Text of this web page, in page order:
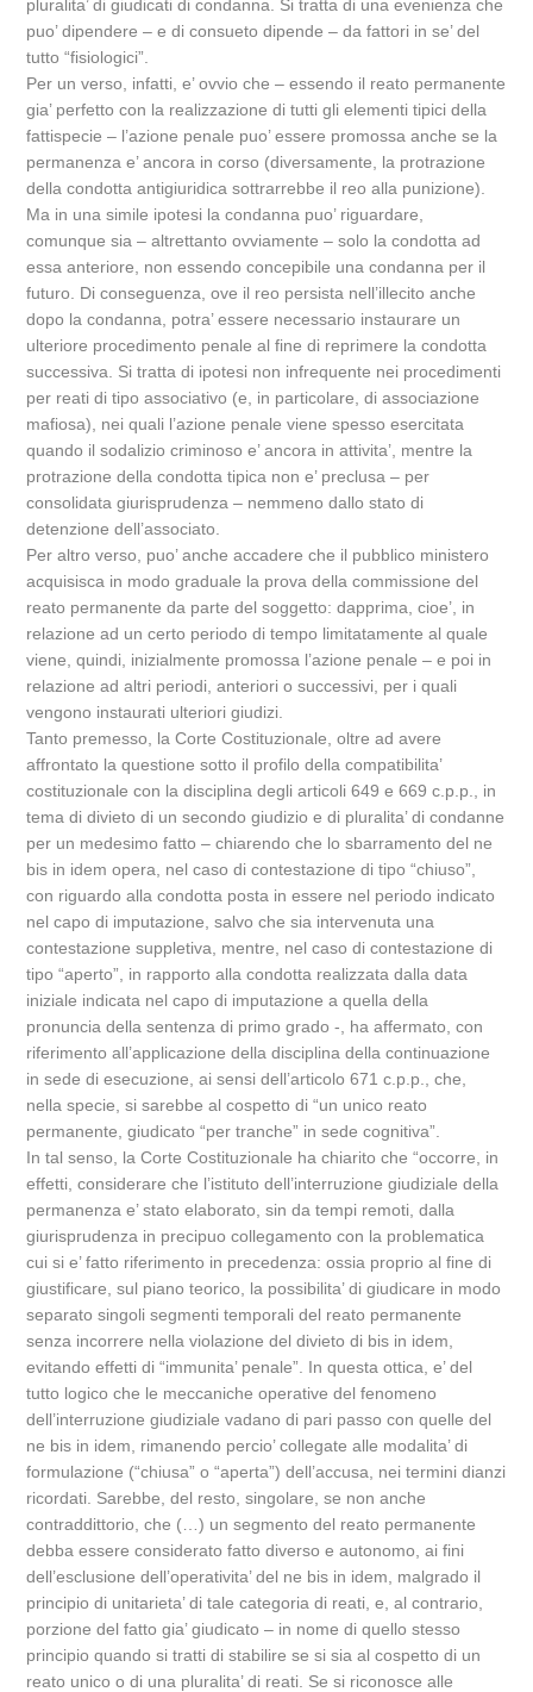
pluralita’ di giudicati di condanna. Si tratta di una evenienza che
puo’ dipendere – e di consueto dipende – da fattori in se’ del
tutto “fisiologici”.
Per un verso, infatti, e’ ovvio che – essendo il reato permanente
gia’ perfetto con la realizzazione di tutti gli elementi tipici della
fattispecie – l’azione penale puo’ essere promossa anche se la
permanenza e’ ancora in corso (diversamente, la protrazione
della condotta antigiuridica sottrarrebbe il reo alla punizione).
Ma in una simile ipotesi la condanna puo’ riguardare,
comunque sia – altrettanto ovviamente – solo la condotta ad
essa anteriore, non essendo concepibile una condanna per il
futuro. Di conseguenza, ove il reo persista nell’illecito anche
dopo la condanna, potra’ essere necessario instaurare un
ulteriore procedimento penale al fine di reprimere la condotta
successiva. Si tratta di ipotesi non infrequente nei procedimenti
per reati di tipo associativo (e, in particolare, di associazione
mafiosa), nei quali l’azione penale viene spesso esercitata
quando il sodalizio criminoso e’ ancora in attivita’, mentre la
protrazione della condotta tipica non e’ preclusa – per
consolidata giurisprudenza – nemmeno dallo stato di
detenzione dell’associato.
Per altro verso, puo’ anche accadere che il pubblico ministero
acquisisca in modo graduale la prova della commissione del
reato permanente da parte del soggetto: dapprima, cioe’, in
relazione ad un certo periodo di tempo limitatamente al quale
viene, quindi, inizialmente promossa l’azione penale – e poi in
relazione ad altri periodi, anteriori o successivi, per i quali
vengono instaurati ulteriori giudizi.
Tanto premesso, la Corte Costituzionale, oltre ad avere
affrontato la questione sotto il profilo della compatibilita’
costituzionale con la disciplina degli articoli 649 e 669 c.p.p., in
tema di divieto di un secondo giudizio e di pluralita’ di condanne
per un medesimo fatto – chiarendo che lo sbarramento del ne
bis in idem opera, nel caso di contestazione di tipo “chiuso”,
con riguardo alla condotta posta in essere nel periodo indicato
nel capo di imputazione, salvo che sia intervenuta una
contestazione suppletiva, mentre, nel caso di contestazione di
tipo “aperto”, in rapporto alla condotta realizzata dalla data
iniziale indicata nel capo di imputazione a quella della
pronuncia della sentenza di primo grado -, ha affermato, con
riferimento all’applicazione della disciplina della continuazione
in sede di esecuzione, ai sensi dell’articolo 671 c.p.p., che,
nella specie, si sarebbe al cospetto di “un unico reato
permanente, giudicato “per tranche” in sede cognitiva”.
In tal senso, la Corte Costituzionale ha chiarito che “occorre, in
effetti, considerare che l’istituto dell’interruzione giudiziale della
permanenza e’ stato elaborato, sin da tempi remoti, dalla
giurisprudenza in precipuo collegamento con la problematica
cui si e’ fatto riferimento in precedenza: ossia proprio al fine di
giustificare, sul piano teorico, la possibilita’ di giudicare in modo
separato singoli segmenti temporali del reato permanente
senza incorrere nella violazione del divieto di bis in idem,
evitando effetti di “immunita’ penale”. In questa ottica, e’ del
tutto logico che le meccaniche operative del fenomeno
dell’interruzione giudiziale vadano di pari passo con quelle del
ne bis in idem, rimanendo percio’ collegate alle modalita’ di
formulazione (“chiusa” o “aperta”) dell’accusa, nei termini dianzi
ricordati. Sarebbe, del resto, singolare, se non anche
contraddittorio, che (…) un segmento del reato permanente
debba essere considerato fatto diverso e autonomo, ai fini
dell’esclusione dell’operativita’ del ne bis in idem, malgrado il
principio di unitarieta’ di tale categoria di reati, e, al contrario,
porzione del fatto gia’ giudicato – in nome di quello stesso
principio quando si tratti di stabilire se si sia al cospetto di un
reato unico o di una pluralita’ di reati. Se si riconosce alle